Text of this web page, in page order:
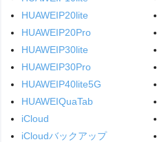
HUAWEIP20lite
HUAWEIP20Pro
HUAWEIP30lite
HUAWEIP30Pro
HUAWEIP40lite5G
HUAWEIQuaTab
iCloud
iCloudバックアップ